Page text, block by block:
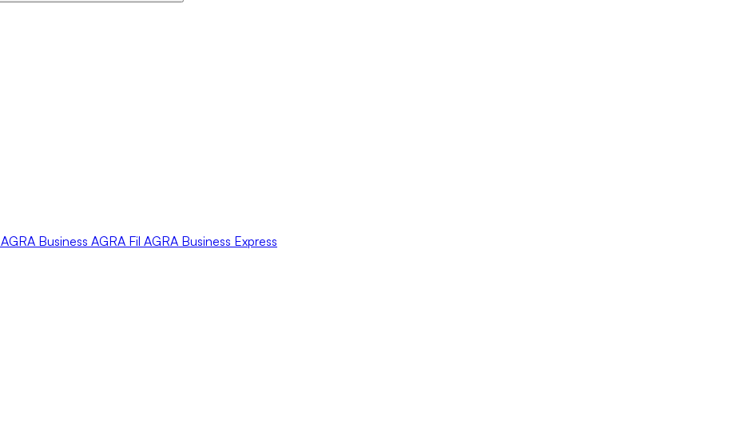
AGRA Business AGRA Fil AGRA Business Express